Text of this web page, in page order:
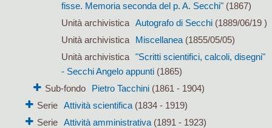
fisse. Memoria seconda del p. A. Secchi"(1867)
Unità archivistica Autografo di Secchi(1889/06/19 )
Unità archivistica
Miscellanea(1855/05/05)
Unità archivistica "Scritti scientifici, calcoli, disegni"
- Secchi Angelo appunti(1865)
Sub-fondo
Pietro Tacchini (1861 - 1904)
Serie Attività scientifica(1834 - 1919)
Serie Attività amministrativa(1891 - 1923)